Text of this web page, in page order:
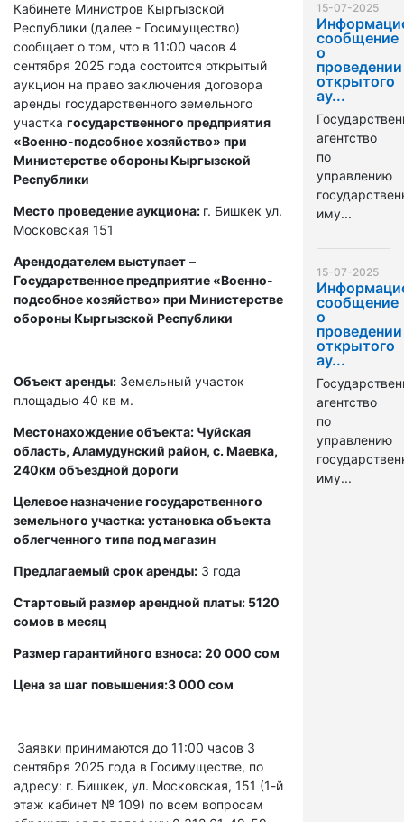
Кабинете Министров Кыргызской
Республики (далее - Госимущество)
сообщает о том, что в 11:00 часов 4
сентября 2025 года состоится открытый
аукцион на право заключения договора
аренды государственного земельного
участка государственного предприятия
«Военно-подсобное хозяйство» при
Министерстве обороны Кыргызской
Республики
Место проведение аукциона: г. Бишкек ул.
Московская 151
Арендодателем выступает –
Государственное предприятие «Военно-
подсобное хозяйство» при Министерстве
обороны Кыргызской Республики
Объект аренды: Земельный участок
площадью 40 кв м.
Местонахождение объекта: Чуйская
область, Аламудунский район, с. Маевка,
240км объездной дороги
Целевое назначение государственного
земельного участка: установка объекта
облегченного типа под магазин
Предлагаемый срок аренды: 3 года
Стартовый размер арендной платы: 5120
сомов в месяц
Размер гарантийного взноса: 20 000 сом
Цена за шаг повышения:3 000 сом
Заявки принимаются до 11:00 часов 3
сентября 2025 года в Госимуществе, по
адресу: г. Бишкек, ул. Московская, 151 (1-й
этаж кабинет № 109) по всем вопросам
15-07-2025
сообщение
о
проведении
открытого
ау...
агентство
по
управлению
иму...
15-07-2025
сообщение
о
проведении
открытого
ау...
агентство
по
управлению
иму...